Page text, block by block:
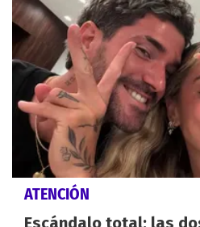
ATENCIÓN
Escándalo total: las